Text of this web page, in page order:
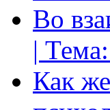
Во
|
Как